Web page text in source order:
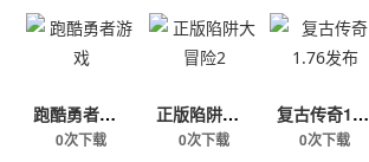
跑酷勇者游戏
0次下载
正版陷阱大冒险2
0次下载
复古传奇1.76发布
0次下载